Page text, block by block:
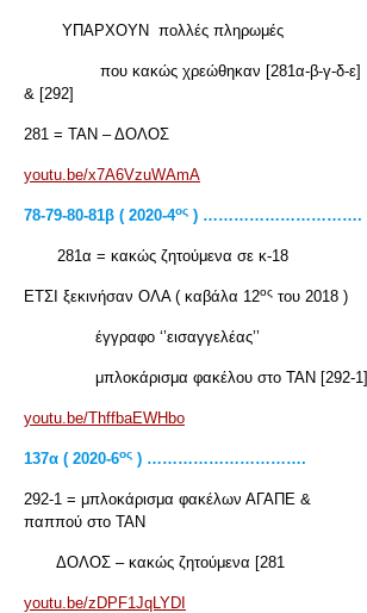
ΥΠΑΡΧΟΥΝ πολλές πληρωμές
που κακώς χρεώθηκαν [281α-β-γ-δ-ε]
& [292]
281 = ΤΑΝ – ΔΟΛΟΣ
youtu.be/x7A6VzuWAmA
78-79-80-81β ( 2020-4ος ) ………………………….
281α = κακώς ζητούμενα σε κ-18
ΕΤΣΙ ξεκινήσαν ΟΛΑ ( καβάλα 12ος του 2018 )
έγγραφο ‘’εισαγγελέας’’
μπλοκάρισμα φακέλου στο ΤΑΝ [292-1]
youtu.be/ThffbaEWHbo
137α ( 2020-6ος ) ………………………….
292-1 = μπλοκάρισμα φακέλων ΑΓΑΠΕ &
παππού στο ΤΑΝ
ΔΟΛΟΣ – κακώς ζητούμενα [281
youtu.be/zDPF1JqLYDI